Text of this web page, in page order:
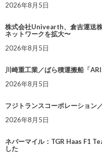
2026年8月5日
株式会社Univearth、倉吉運送
ネットワークを拡大〜
2026年8月5日
川崎重工業／ばら積運搬船「
2026年8月5日
フジトランスコーポレーション
2026年8月5日
ネバーマイル：TGR Haas F1
した